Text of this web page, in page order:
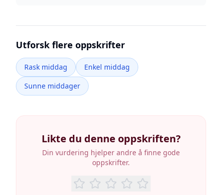
Utforsk flere oppskrifter
Rask middag
Enkel middag
Sunne middager
Likte du denne oppskriften?
Din vurdering hjelper andre å finne gode
oppskrifter.